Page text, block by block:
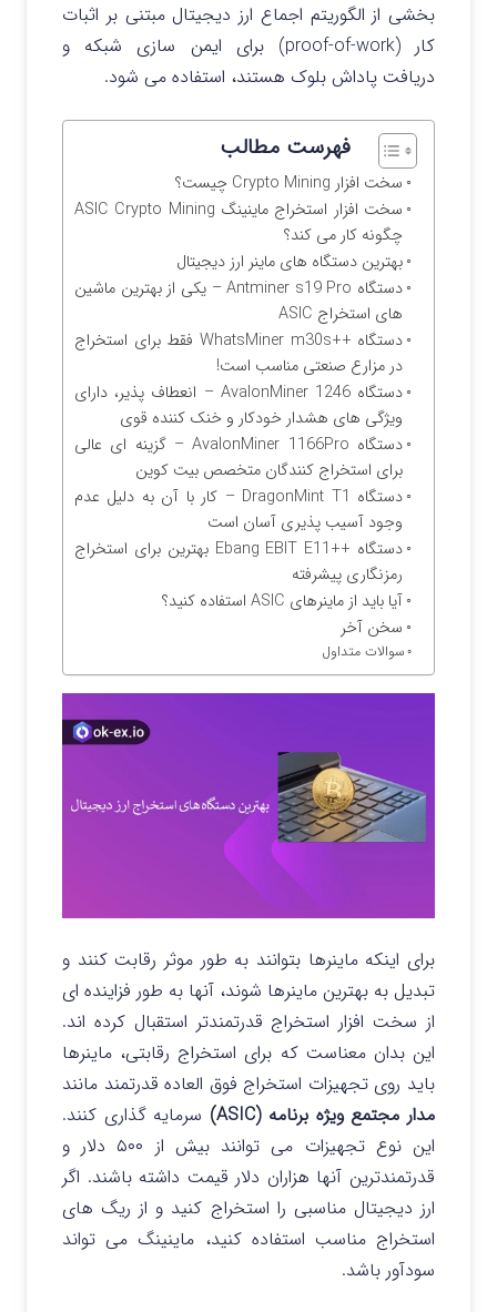
بخشی از الگوریتم اجماع ارز دیجیتال مبتنی بر اثبات
کار (proof-of-work) برای ایمن سازی شبکه و
دریافت پاداش بلوک هستند، استفاده می شود.
فهرست مطالب
سخت افزار Crypto Mining چیست؟
سخت افزار استخراج ماینینگ ASIC Crypto Mining
چگونه کار می کند؟
بهترین دستگاه های ماینر ارز دیجیتال
دستگاه Antminer s19 Pro – یکی از بهترین ماشین
های استخراج ASIC
دستگاه ++WhatsMiner m30s فقط برای استخراج
در مزارع صنعتی مناسب است!
دستگاه AvalonMiner 1246 – انعطاف پذیر، دارای
ویژگی های هشدار خودکار و خنک کننده قوی
دستگاه AvalonMiner 1166Pro – گزینه ای عالی
برای استخراج کنندگان متخصص بیت کوین
دستگاه DragonMint T1 – کار با آن به دلیل عدم
وجود آسیب پذیری آسان است
دستگاه ++Ebang EBIT E11 بهترین برای استخراج
رمزنگاری پیشرفته
آیا باید از ماینرهای ASIC استفاده کنید؟
سخن آخر
سوالات متداول
برای اینکه ماینرها بتوانند به طور موثر رقابت کنند و
تبدیل به بهترین ماینرها شوند، آنها به طور فزاینده ای
از سخت افزار استخراج قدرتمندتر استقبال کرده اند.
این بدان معناست که برای استخراج رقابتی، ماینرها
باید روی تجهیزات استخراج فوق العاده قدرتمند مانند
مدار مجتمع ویژه برنامه (ASIC)
سرمایه گذاری کنند.
این نوع تجهیزات می توانند بیش از ۵۰۰ دلار و
قدرتمندترین آنها هزاران دلار قیمت داشته باشند. اگر
ارز دیجیتال مناسبی را استخراج کنید و از ریگ های
استخراج مناسب استفاده کنید، ماینینگ می تواند
سودآور باشد.